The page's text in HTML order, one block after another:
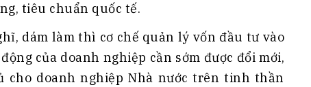
tiêu chuẩn quốc tế.
dám làm thì cơ chế quản lý vốn đầu tư vào
của doanh nghiệp cần sớm được đổi mới,
cho doanh nghiệp Nhà nước trên tinh thần